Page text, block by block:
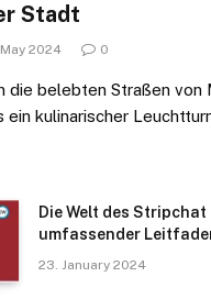
Stadt
May 2024 0
die belebten Straßen von
ein kulinarischer
Die Welt des Stripchat
umfassender
23. January 2024